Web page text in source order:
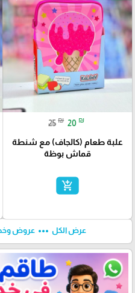
25 ₪ 20 ₪
علبة طعام (كالجاف) مع شنطة
قماش بوظة
add_shopping_cart
عرض الكل more_horiz عروض